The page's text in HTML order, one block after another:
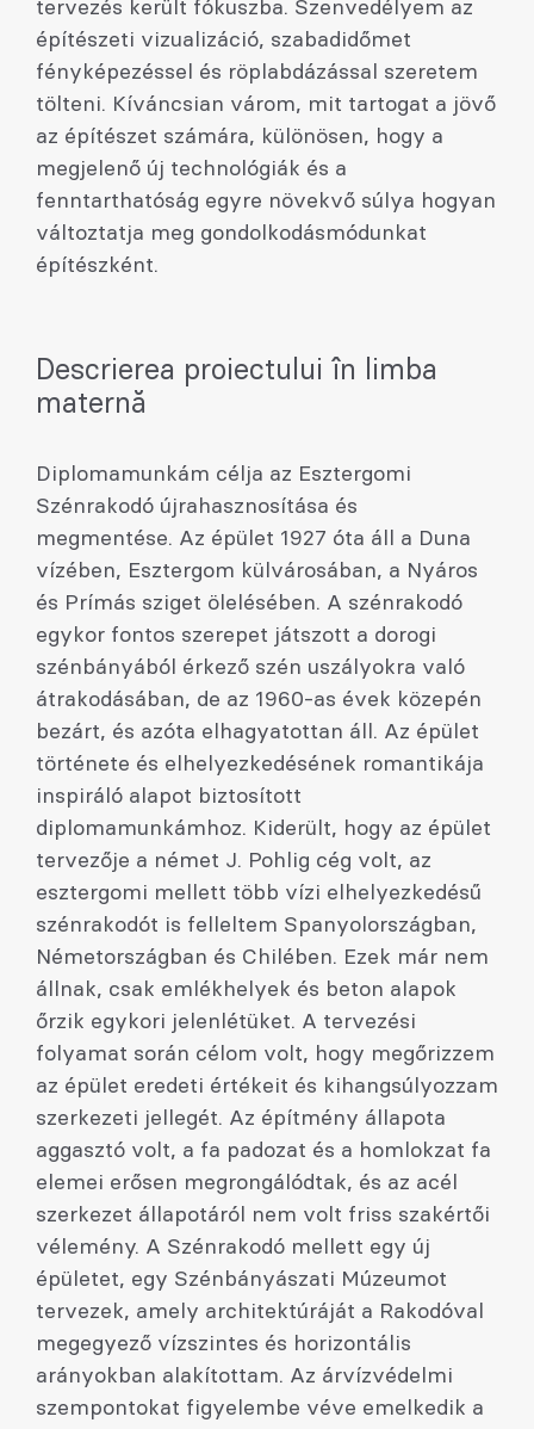
tervezés került fókuszba. Szenvedélyem az
építészeti vizualizáció, szabadidőmet
fényképezéssel és röplabdázással szeretem
tölteni. Kíváncsian várom, mit tartogat a jövő
az építészet számára, különösen, hogy a
megjelenő új technológiák és a
fenntarthatóság egyre növekvő súlya hogyan
változtatja meg gondolkodásmódunkat
építészként.
Descrierea proiectului în limba
maternă
Diplomamunkám célja az Esztergomi
Szénrakodó újrahasznosítása és
megmentése. Az épület 1927 óta áll a Duna
vízében, Esztergom külvárosában, a Nyáros
és Prímás sziget ölelésében. A szénrakodó
egykor fontos szerepet játszott a dorogi
szénbányából érkező szén uszályokra való
átrakodásában, de az 1960-as évek közepén
bezárt, és azóta elhagyatottan áll. Az épület
története és elhelyezkedésének romantikája
inspiráló alapot biztosított
diplomamunkámhoz. Kiderült, hogy az épület
tervezője a német J. Pohlig cég volt, az
esztergomi mellett több vízi elhelyezkedésű
szénrakodót is felleltem Spanyolországban,
Németországban és Chilében. Ezek már nem
állnak, csak emlékhelyek és beton alapok
őrzik egykori jelenlétüket. A tervezési
folyamat során célom volt, hogy megőrizzem
az épület eredeti értékeit és kihangsúlyozzam
szerkezeti jellegét. Az építmény állapota
aggasztó volt, a fa padozat és a homlokzat fa
elemei erősen megrongálódtak, és az acél
szerkezet állapotáról nem volt friss szakértői
vélemény. A Szénrakodó mellett egy új
épületet, egy Szénbányászati Múzeumot
tervezek, amely architektúráját a Rakodóval
megegyező vízszintes és horizontális
arányokban alakítottam. Az árvízvédelmi
szempontokat figyelembe véve emelkedik a